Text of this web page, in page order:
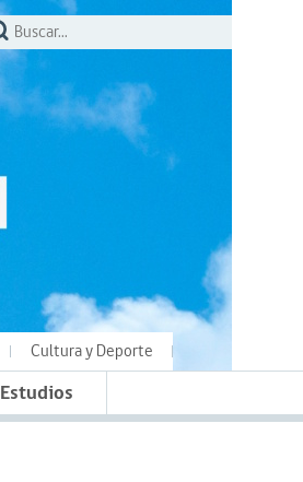
Cultura y Deporte
Estudios